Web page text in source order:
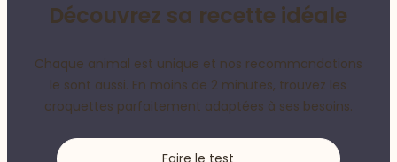
Découvrez sa recette idéale
Chaque animal est unique et nos recommandations
le sont aussi. En moins de 2 minutes, trouvez les
croquettes parfaitement adaptées à ses besoins.
Faire le test